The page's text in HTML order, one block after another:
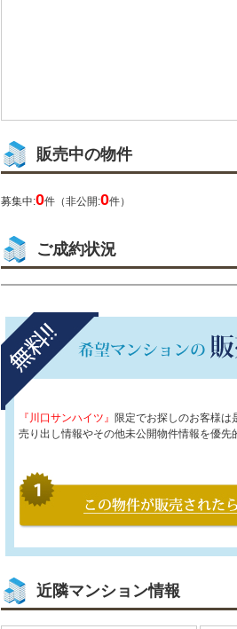
販売中の物件
募集中:0件（非公開:0件）
ご成約状況
『川口サンハイツ』 限定でお探しのお客様は
売り出し情報やその他未公開物件情報を優先
近隣マンション情報